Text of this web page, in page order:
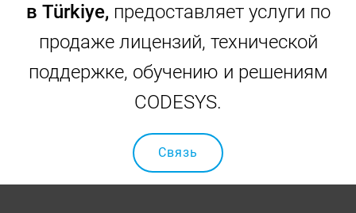
вертикальных
упаковочных машин
в Türkiye, предоставляет услуги по
продаже лицензий, технической
поддержке, обучению и решениям
CODESYS.
Связь